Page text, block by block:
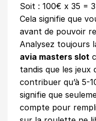
Soit : 100€ x 35 =
Cela signifie que
avant de pouvoir
Analysez toujours
avia masters slot
tandis que les jeux
contribuer qu’à 5-
signifie que
compte pour